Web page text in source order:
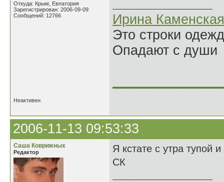
Откуда: Крым, Евпатория
Зарегистрирован: 2006-09-09
Сообщений: 12766
Ирина Каменская
Это строки
Опадают с души
Неактивен
2006-11-13 09:53:33
Саша Коврижных
Редактор
Я кстате с утра тупой
СК